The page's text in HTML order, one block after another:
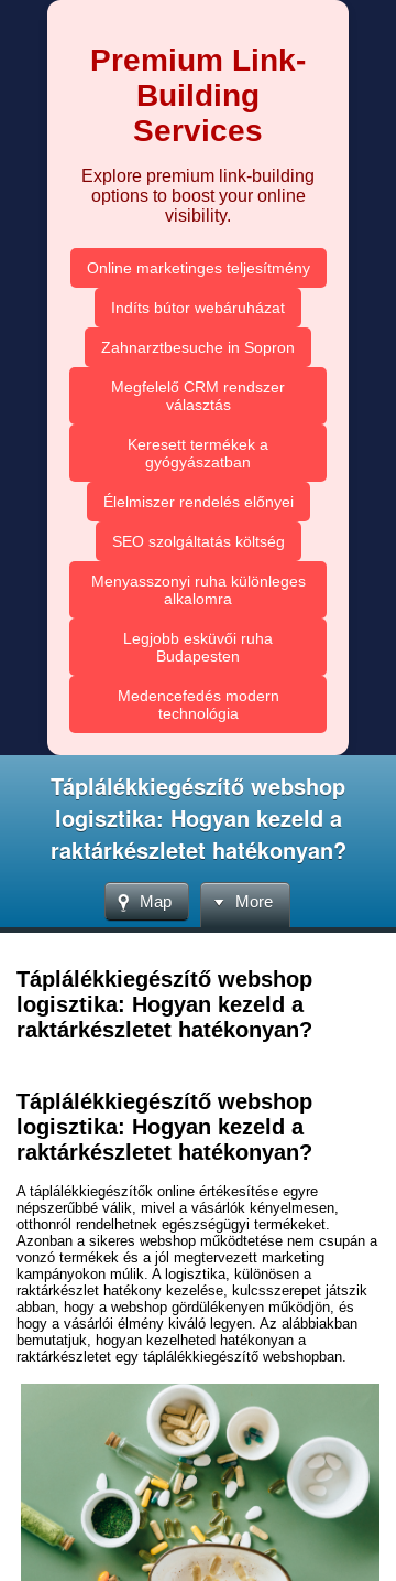
Premium Link-
Building
Services
Explore premium link-building
options to boost your online
visibility.
Online marketinges teljesítmény
Indíts bútor webáruházat
Zahnarztbesuche in Sopron
Megfelelő CRM rendszer
választás
Keresett termékek a
gyógyászatban
Élelmiszer rendelés előnyei
SEO szolgáltatás költség
Menyasszonyi ruha különleges
alkalomra
Legjobb esküvői ruha
Budapesten
Medencefedés modern
technológia
Táplálékkiegészítő webshop
logisztika: Hogyan kezeld a
raktárkészletet hatékonyan?
Map More
Táplálékkiegészítő webshop
logisztika: Hogyan kezeld a
raktárkészletet hatékonyan?
Táplálékkiegészítő webshop
logisztika: Hogyan kezeld a
raktárkészletet hatékonyan?
A táplálékkiegészítők online értékesítése egyre
népszerűbbé válik, mivel a vásárlók kényelmesen,
otthonról rendelhetnek egészségügyi termékeket.
Azonban a sikeres webshop működtetése nem csupán a
vonzó termékek és a jól megtervezett marketing
kampányokon múlik. A logisztika, különösen a
raktárkészlet hatékony kezelése, kulcsszerepet játszik
abban, hogy a webshop gördülékenyen működjön, és
hogy a vásárlói élmény kiváló legyen. Az alábbiakban
bemutatjuk, hogyan kezelheted hatékonyan a
raktárkészletet egy táplálékkiegészítő webshopban.